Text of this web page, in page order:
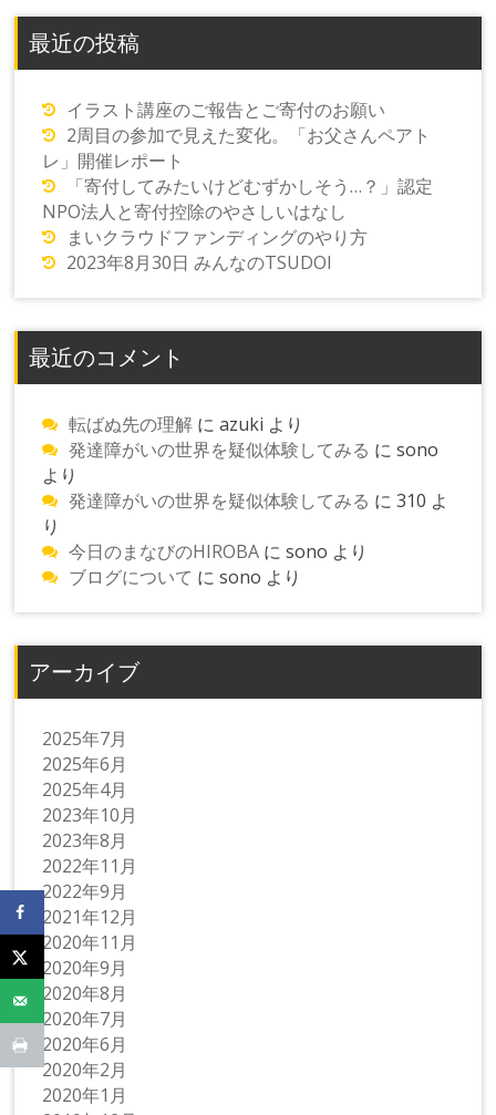
最近の投稿
イラスト講座のご報告とご寄付のお願い
2周目の参加で見えた変化。「お父さんペアト
レ」開催レポート
「寄付してみたいけどむずかしそう…？」認定
NPO法人と寄付控除のやさしいはなし
まいクラウドファンディングのやり方
2023年8月30日 みんなのTSUDOI
最近のコメント
転ばぬ先の理解 にazuki より
発達障がいの世界を疑似体験してみる にsono
より
発達障がいの世界を疑似体験してみる に310 よ
り
今日のまなびのHIROBA にsono より
ブログについて にsono より
アーカイブ
2025年7月
2025年6月
2025年4月
2023年10月
2023年8月
2022年11月
2022年9月
2021年12月
2020年11月
2020年9月
2020年8月
2020年7月
2020年6月
2020年2月
2020年1月